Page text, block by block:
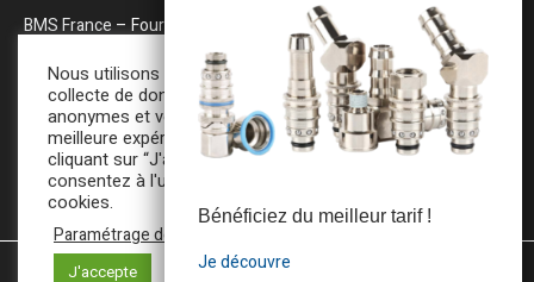
BMS France – Fournitures industrielles pour la plasturgie
BEWEPLAST– Machines & pérhiphériques
PRODOPTIM– Table d’entretien pour moules d’injection
Nous utilisons des cookies pour la
collecte de données statistiques
anonymes et vous assurer une
meilleure expérience de navigation. En
cliquant sur “J'accepte”, vous
consentez à l'utilisation de tous ces
cookies.
Paramétrage des cookies
J'accepte
Bénéficiez du meilleur tarif !
Je découvre